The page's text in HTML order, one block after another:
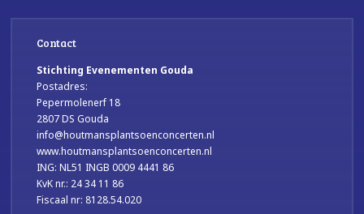
Contact
Stichting Evenementen Gouda
Postadres:
Pepermolenerf 18
2807 DS Gouda
info@houtmansplantsoenconcerten.nl
www.houtmansplantsoenconcerten.nl
ING: NL51 INGB 0009 4441 86
KvK nr.: 24 34 11 86
Fiscaal nr: 8128.54.020